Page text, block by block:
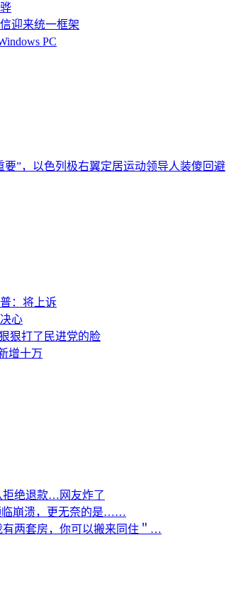
迎来统一框架
PC
”，以色列极右翼定居运动领导人装傻回避
：将上诉
心
狠打了民进党的脸
增十万
拒绝退款…网友炸了
临崩溃，更无奈的是……
有两套房，你可以搬来同住＂…